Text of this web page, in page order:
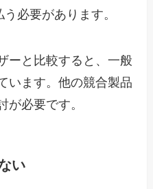
必要があります。
ーと比較すると、一般
います。他の競合製品
が必要です。
い